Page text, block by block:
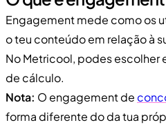
Engagement mede como os
o teu conteúdo em relação à
No Metricool, podes escolher
de cálculo.
Nota: O engagement de
forma diferente do da tua